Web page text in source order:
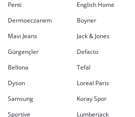
Penti English Home
Dermoeczanem
Boyner
Mavi Jeans
Jack & Jones
Gürgençler
Defacto
Bellona
Tefal
Dyson
Loreal Paris
Samsung
Koray Spor
Sportive
Lumberjack